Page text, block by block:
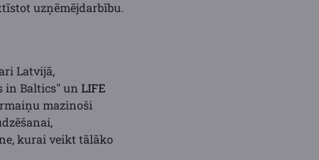
uzņēmējdarbību.
Latvijā,
in Baltics" un LIFE
mazinoši
kurai veikt tālāko